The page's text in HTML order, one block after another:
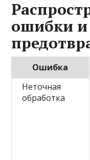
ошибки и
Ошибка
Неточная
обработка